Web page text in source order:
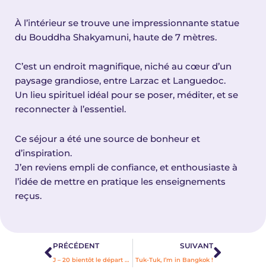
À l’intérieur se trouve une impressionnante statue
du Bouddha Shakyamuni, haute de 7 mètres.
C’est un endroit magnifique, niché au cœur d’un
paysage grandiose, entre Larzac et Languedoc.
Un lieu spirituel idéal pour se poser, méditer, et se
reconnecter à l’essentiel.
Ce séjour a été une source de bonheur et
d’inspiration.
J’en reviens empli de confiance, et enthousiaste à
l’idée de mettre en pratique les enseignements
reçus.
Précédent
PRÉCÉDENT
J – 20 bientôt le départ pour l’Asie !
SUIVANT
Tuk-Tuk, I’m in Bangkok !